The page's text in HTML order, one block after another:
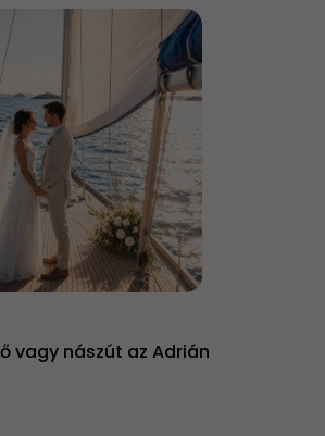
vagy nászút az Adrián